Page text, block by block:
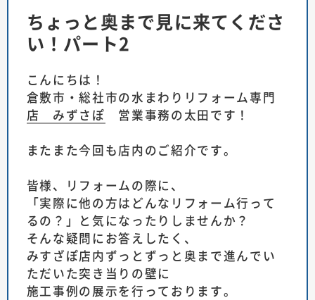
ちょっと奥まで見に来てくださ
い！パート2
こんにちは！
倉敷市・総社市の水まわりリフォーム専門
店 みずさぽ 営業事務の太田です！
またまた今回も店内のご紹介です。
皆様、リフォームの際に、
「実際に他の方はどんなリフォーム行って
るの？」と気になったりしませんか？
そんな疑問にお答えしたく、
みすざぽ店内ずっとずっと奥まで進んでい
ただいた突き当りの壁に
施工事例の展示を行っております。